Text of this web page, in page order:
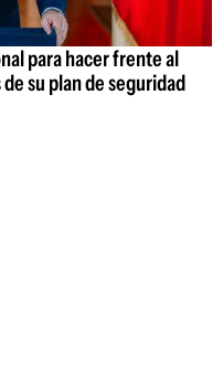
para hacer frente al
su plan de seguridad